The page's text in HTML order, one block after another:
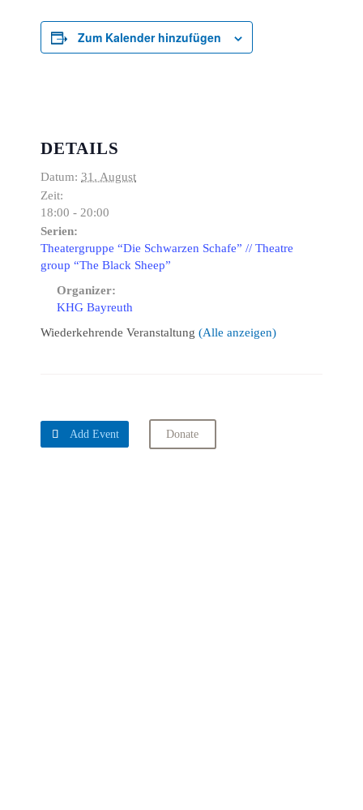
Zum Kalender hinzufügen
DETAILS
Datum: 31. August
Zeit:
18:00 - 20:00
Serien:
Theatergruppe “Die Schwarzen Schafe” // Theatre
group “The Black Sheep”
Organizer:
KHG Bayreuth
Wiederkehrende Veranstaltung (Alle anzeigen)
 Add Event Donate